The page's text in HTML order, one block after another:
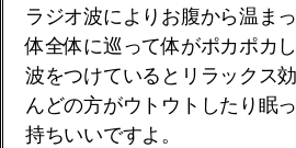
ラジオ波によりお腹から温ま
体全体に巡って体がポカポカ
波をつけているとリラックス
んどの方がウトウトしたり眠
持ちいいですよ。